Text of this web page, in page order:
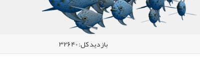
بازدید کل:32640